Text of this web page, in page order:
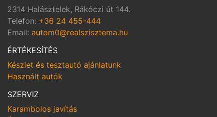
2314 Halásztelek, Rákóczi út 144.
Telefon: +36 24 455-444
Email: autom0@realszisztema.hu
ÉRTÉKESÍTÉS
Készlet és tesztautó ajánlatunk
Használt autók
SZERVIZ
Karambolos javítás